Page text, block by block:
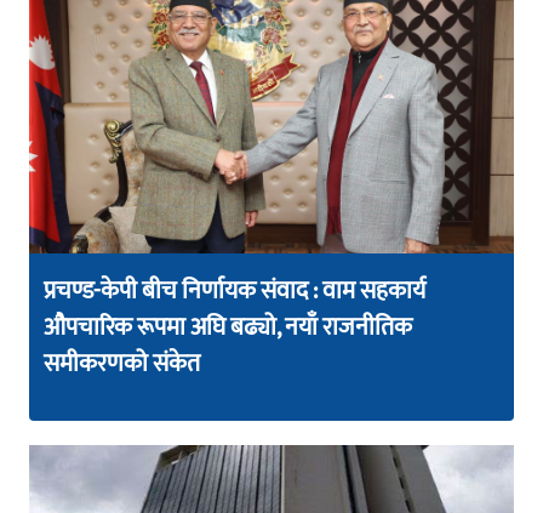
प्रचण्ड-केपी बीच निर्णायक संवाद : वाम सहकार्य
औपचारिक रूपमा अघि बढ्यो, नयाँ राजनीतिक
समीकरणको संकेत